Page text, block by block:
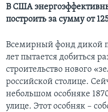
Языки
В США
построить за сумму от
Всемирный фонд дикой
лет пытается добиться
строительство нового
российской столице.
небольшом особняке
улице. Этот особняк –